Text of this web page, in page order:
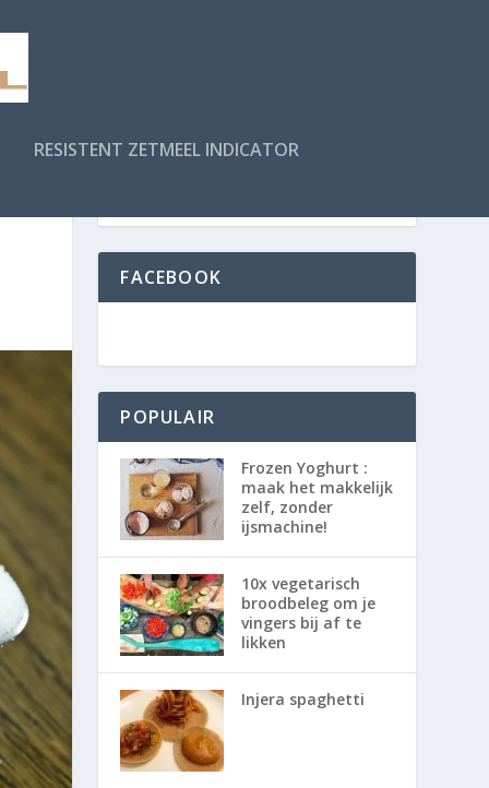
RESISTENT ZETMEEL INDICATOR
FACEBOOK
POPULAIR
Frozen Yoghurt :
maak het makkelijk
zelf, zonder
ijsmachine!
10x vegetarisch
broodbeleg om je
vingers bij af te
likken
Injera spaghetti